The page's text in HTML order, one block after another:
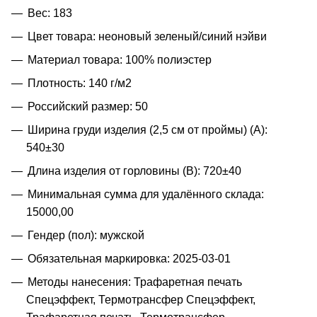
Вес: 183
Цвет товара: неоновый зеленый/синий нэйви
Материал товара: 100% полиэстер
Плотность: 140 г/м2
Российский размер: 50
Ширина груди изделия (2,5 см от проймы) (A):
540±30
Длина изделия от горловины (B): 720±40
Минимальная сумма для удалённого склада:
15000,00
Гендер (пол): мужской
Обязательная маркировка: 2025-03-01
Методы нанесения: Трафаретная печать
Спецэффект, Термотрансфер Спецэффект,